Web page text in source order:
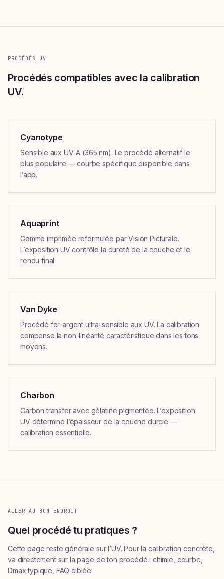
PROCÉDÉS UV
Procédés compatibles avec la calibration
UV.
Cyanotype
Sensible aux UV-A (365 nm). Le procédé alternatif le
plus populaire — courbe spécifique disponible dans
l’app.
Aquaprint
Gomme imprimée reformulée par Vision Picturale.
L’exposition UV contrôle la dureté de la couche et le
rendu final.
Van Dyke
Procédé fer-argent ultra-sensible aux UV. La calibration
compense la non-linéarité caractéristique dans les tons
moyens.
Charbon
Carbon transfer avec gélatine pigmentée. L’exposition
UV détermine l’épaisseur de la couche durcie —
calibration essentielle.
ALLER AU BON ENDROIT
Quel procédé tu pratiques ?
Cette page reste générale sur l’UV. Pour la calibration concrète,
va directement sur la page de ton procédé : chimie, courbe,
Dmax typique, FAQ ciblée.